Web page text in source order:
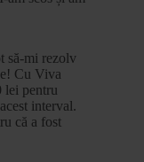
să-mi rezolv
Cu Viva
lei pentru
interval.
că a fost